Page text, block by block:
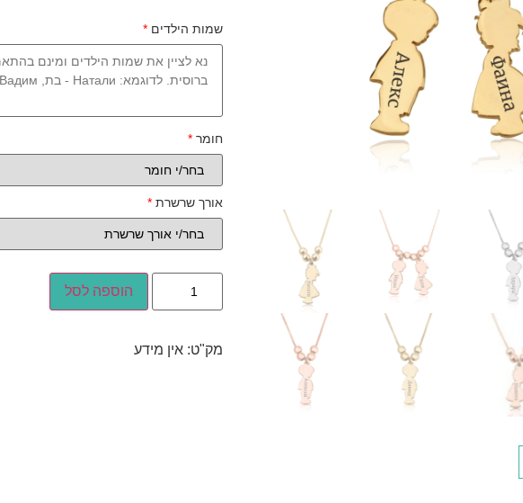
שמות הילדים*
חומר*
אורך שרשרת*
הוספה לסל
מק"ט:אין מידע